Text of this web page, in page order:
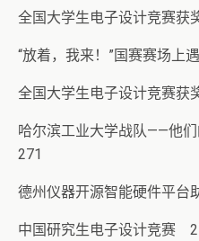
全国大学生电子设计竞赛获
“放着，我来！”国赛赛场上
全国大学生电子设计竞赛获
哈尔滨工业大学战队——他
271
德州仪器开源智能硬件平台
中国研究生电子设计竞赛